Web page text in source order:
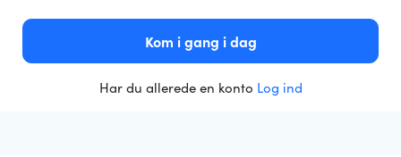
Kom i gang i dag
Har du allerede en konto Log ind